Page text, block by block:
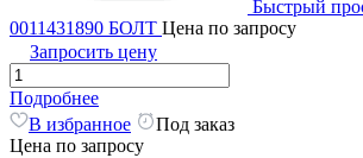
Быстрый
0011431890 БОЛТ Цена по запросу
Запросить цену
Подробнее
В избранное
Под заказ
Цена по запросу